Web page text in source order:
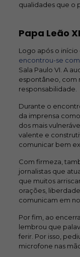
qualidades que o
Papa Leão
Logo após o
encontrou-se
Sala Paulo VI. A
espontâneo, com
responsabilidade.
Durante o
da imprensa
dos mais
valente e
comunicar bem
Com firmeza,
jornalistas que
que muitos
orações,
comunicam em
Por fim, ao
lembrou que
ferir. Por isso,
microfone nas